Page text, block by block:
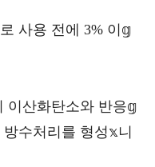
사용 전에 3% 이𝕘
이산화탄소와 반응𝕘
수처리를 형성𝕩니